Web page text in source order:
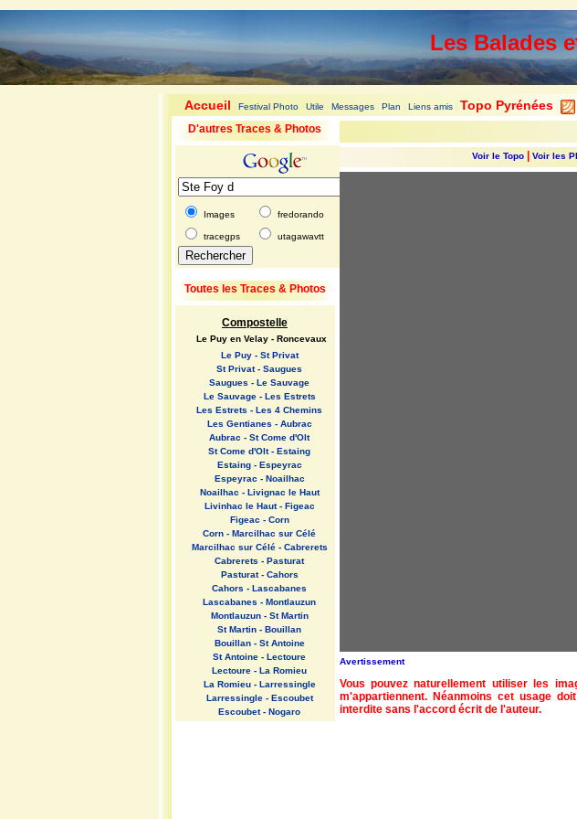
Les Balades
Accueil Festival Photo Utile Messages Plan Liens amis Topo Pyrénées
D'autres Traces & Photos
Images fredorando
tracegps utagawavtt
Toutes les Traces & Photos
Compostelle
Le Puy en Velay - Roncevaux
Le Puy - St Privat
St Privat - Saugues
Saugues - Le Sauvage
Le Sauvage - Les Estrets
Les Estrets - Les 4 Chemins
Les Gentianes - Aubrac
Aubrac - St Come d'Olt
St Come d'Olt - Estaing
Estaing - Espeyrac
Espeyrac - Noailhac
Noailhac - Livignac le Haut
Livinhac le Haut - Figeac
Figeac - Corn
Corn - Marcilhac sur Célé
Marcilhac sur Célé - Cabrerets
Cabrerets - Pasturat
Pasturat - Cahors
Cahors - Lascabanes
Lascabanes - Montlauzun
Montlauzun - St Martin
St Martin - Bouillan
Bouillan - St Antoine
St Antoine - Lectoure
Lectoure - La Romieu
La Romieu - Larressingle
Larressingle - Escoubet
Escoubet - Nogaro
Voir le Topo| Voir les
Avertissement
Vous pouvez naturellement utiliser les
m'appartiennent. Néanmoins cet usage
interdite sans l'accord écrit de l'auteur.